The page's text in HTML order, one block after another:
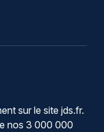
sur le site jds.fr.
nos 3 000 000